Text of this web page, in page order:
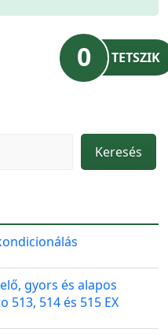
0 TETSZIK
Keresés
gyors és alapos
513, 514 és 515 EX